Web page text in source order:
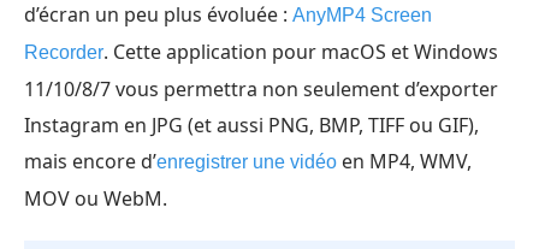
d’écran un peu plus évoluée : AnyMP4 Screen
Recorder. Cette application pour macOS et Windows
11/10/8/7 vous permettra non seulement d’exporter
Instagram en JPG (et aussi PNG, BMP, TIFF ou GIF),
mais encore d’enregistrer une vidéo en MP4, WMV,
MOV ou WebM.